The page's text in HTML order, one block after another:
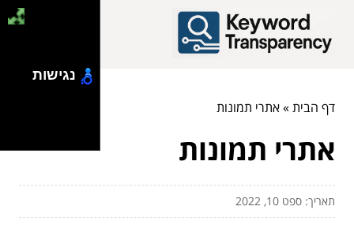
דף הבית»אתרי תמונות
אתרי תמונות
תאריך: ספט 10, 2022
נגישות